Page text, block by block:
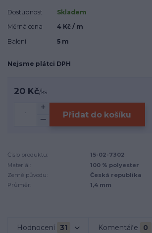
Dostupnost
Skladem
Měrná cena
4 Kč / m
Balení
5 m
Nejsme plátci DPH
20 Kč/ks
Přidat do košíku
Číslo produktu:
15-02-7302
Materiál:
100 % polyester
Země původu:
Česká republika
Průměr:
1,4 mm
Hodnocení 31 Komentáře 0